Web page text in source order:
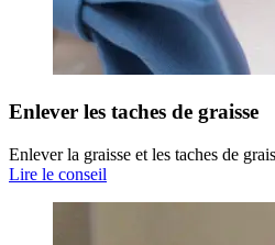
Enlever les taches de graisse
Enlever la graisse et les taches de
Lire le conseil